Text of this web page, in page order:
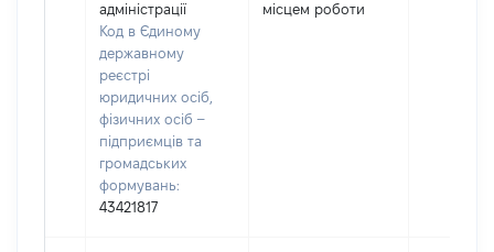
адміністрації
Код в Єдиному
державному
реєстрі
юридичних осіб,
фізичних осіб –
підприємців та
громадських
формувань:
43421817
місцем роботи